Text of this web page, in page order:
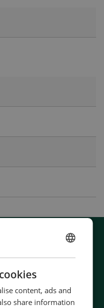
content, ads and
share information